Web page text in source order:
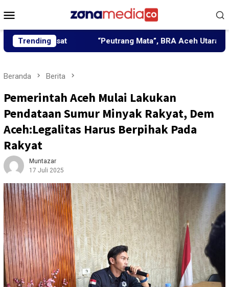
ke
Mobile
Trending “Peutrang Mata”, BRA Aceh Utara Himpun
Beranda Berita
Pemerintah Aceh Mulai Lakukan
Pendataan Sumur Minyak Rakyat, Dem
Aceh:Legalitas Harus Berpihak Pada
Rakyat
Muntazar
17 Juli 2025